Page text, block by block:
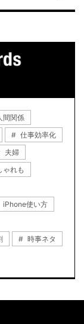
間関係
仕事効率化
夫婦
ゃれも
iPhone使い方
時事ネタ